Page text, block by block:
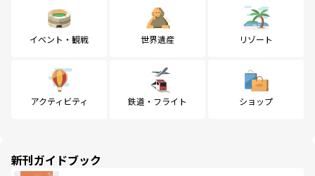
イベント・観戦 世界遺産 リゾート
アクティビティ 鉄道・フライト ショップ
新刊ガイドブック